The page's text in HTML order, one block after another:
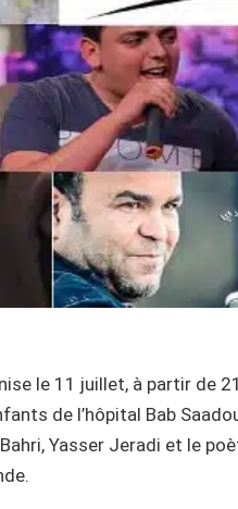
le 11 juillet, à partir de
de l’hôpital Bab
Yasser Jeradi et le